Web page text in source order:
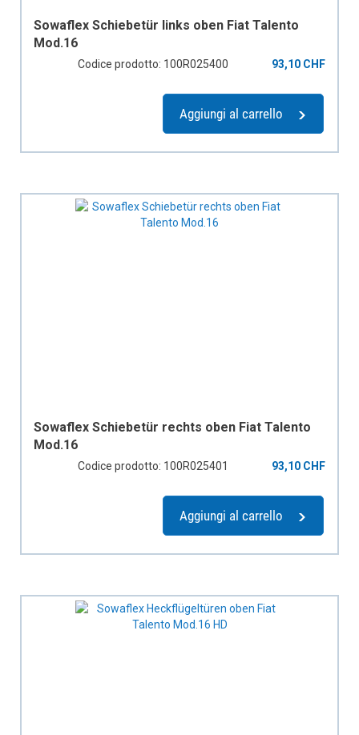
Sowaflex Schiebetür links oben Fiat Talento
Mod.16
Codice prodotto: 100R025400 93,10 CHF
Aggiungi al carrello
Sowaflex Schiebetür rechts oben Fiat Talento
Mod.16
Codice prodotto: 100R025401 93,10 CHF
Aggiungi al carrello